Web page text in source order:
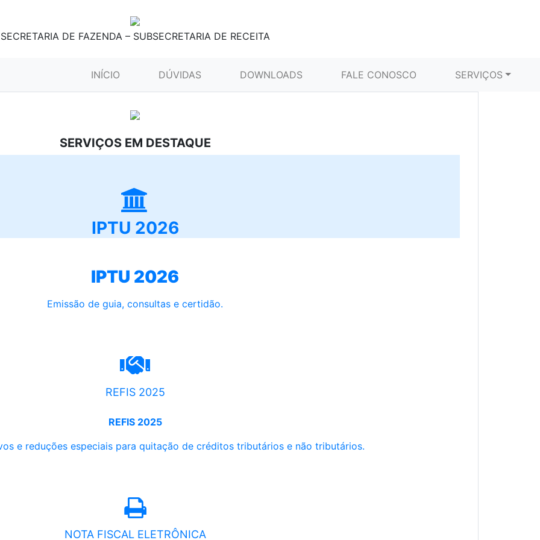
SECRETARIA DE FAZENDA – SUBSECRETARIA DE RECEITA
INÍCIO (CURRENT)DÚVIDAS DOWNLOADS FALE CONOSCO SERVIÇOS
SERVIÇOS EM DESTAQUE
IPTU 2026
IPTU 2026
Emissão de guia, consultas e certidão.
REFIS 2025
REFIS 2025
e reduções especiais para quitação de créditos tributários e não tributários.
NOTA FISCAL ELETRÔNICA